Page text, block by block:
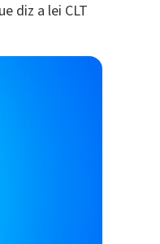
diz a lei CLT